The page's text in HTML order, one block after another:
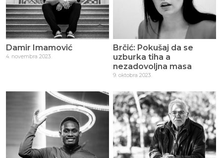
Damir Imamović
4. novembra 2023.
Brčić: Pokušaj da se
uzburka tiha a
nezadovoljna masa
9. oktobra 2023.